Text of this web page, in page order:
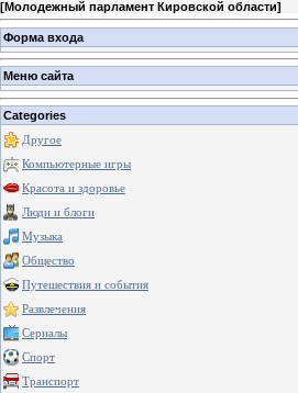
[Молодежный парламент Кировской области]
Форма входа
Меню сайта
Categories
Другое
Компьютерные игры
Красота и здоровье
Люди и блоги
Музыка
Общество
Путешествия и события
Развлечения
Сериалы
Спорт
Транспорт